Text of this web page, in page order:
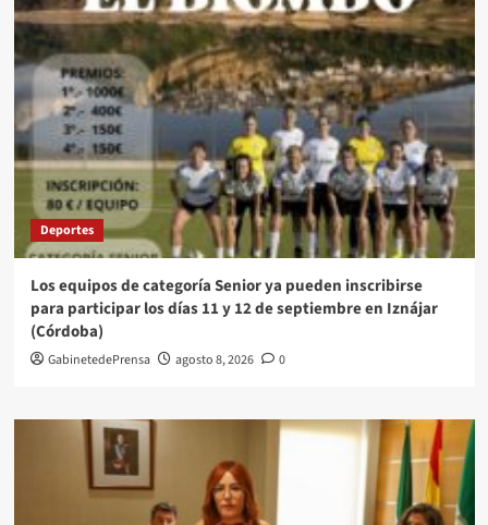
Deportes
Los equipos de categoría Senior ya pueden inscribirse
para participar los días 11 y 12 de septiembre en Iznájar
(Córdoba)
GabinetedePrensa agosto 8, 2026 0